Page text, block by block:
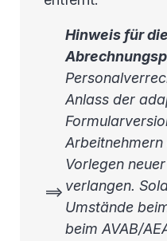
==>
Hinweis für die
Anlass der
Vorlegen
verlangen.
Umstände
beim AVAB/